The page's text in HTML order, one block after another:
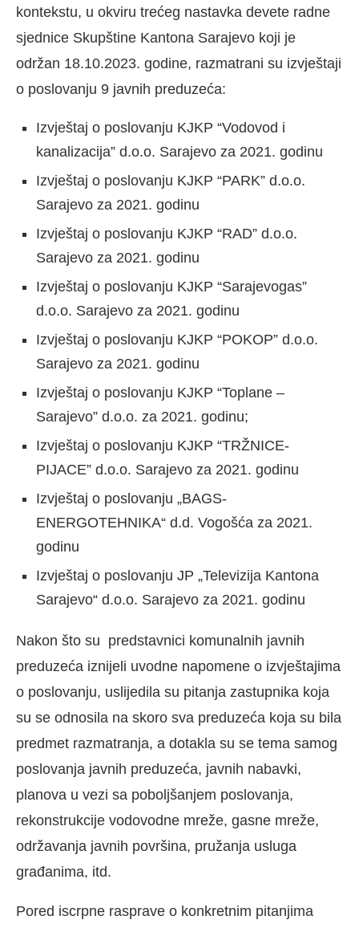
kontekstu, u okviru trećeg nastavka devete radne
sjednice Skupštine Kantona Sarajevo koji je
održan 18.10.2023. godine, razmatrani su izvještaji
o poslovanju 9 javnih preduzeća:
Izvještaj o poslovanju KJKP “Vodovod i
kanalizacija” d.o.o. Sarajevo za 2021. godinu
Izvještaj o poslovanju KJKP “PARK” d.o.o.
Sarajevo za 2021. godinu
Izvještaj o poslovanju KJKP “RAD” d.o.o.
Sarajevo za 2021. godinu
Izvještaj o poslovanju KJKP “Sarajevogas”
d.o.o. Sarajevo za 2021. godinu
Izvještaj o poslovanju KJKP “POKOP” d.o.o.
Sarajevo za 2021. godinu
Izvještaj o poslovanju KJKP “Toplane –
Sarajevo” d.o.o. za 2021. godinu;
Izvještaj o poslovanju KJKP “TRŽNICE-
PIJACE” d.o.o. Sarajevo za 2021. godinu
Izvještaj o poslovanju „BAGS-
ENERGOTEHNIKA“ d.d. Vogošća za 2021.
godinu
Izvještaj o poslovanju JP „Televizija Kantona
Sarajevo“ d.o.o. Sarajevo za 2021. godinu
Nakon što su predstavnici komunalnih javnih
preduzeća iznijeli uvodne napomene o izvještajima
o poslovanju, uslijedila su pitanja zastupnika koja
su se odnosila na skoro sva preduzeća koja su bila
predmet razmatranja, a dotakla su se tema samog
poslovanja javnih preduzeća, javnih nabavki,
planova u vezi sa poboljšanjem poslovanja,
rekonstrukcije vodovodne mreže, gasne mreže,
održavanja javnih površina, pružanja usluga
građanima, itd.
Pored iscrpne rasprave o konkretnim pitanjima